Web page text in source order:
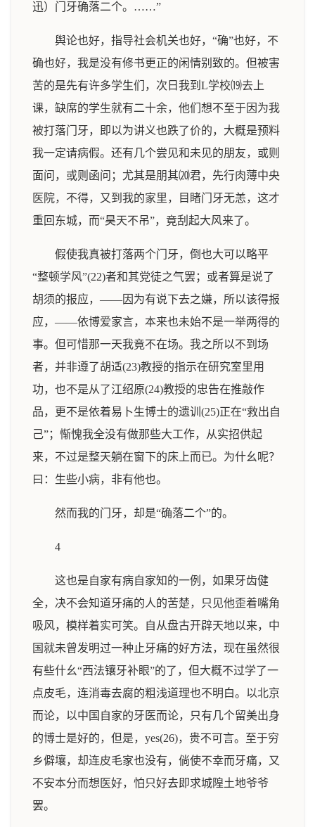
迅）门牙确落二个。……”
舆论也好，指导社会机关也好，“确”也好，不
确也好，我是没有修书更正的闲情别致的。但被害
苦的是先有许多学生们，次日我到L学校⒆去上
课，缺席的学生就有二十余，他们想不至于因为我
被打落门牙，即以为讲义也跌了价的，大概是预料
我一定请病假。还有几个尝见和未见的朋友，或则
面问，或则函问；尤其是朋其⒇君，先行肉薄中央
医院，不得，又到我的家里，目睹门牙无恙，这才
重回东城，而“昊天不吊”，竟刮起大风来了。
假使我真被打落两个门牙，倒也大可以略平
“整顿学风”(22)者和其党徒之气罢；或者算是说了
胡须的报应，——因为有说下去之嫌，所以该得报
应，——依博爱家言，本来也未始不是一举两得的
事。但可惜那一天我竟不在场。我之所以不到场
者，并非遵了胡适(23)教授的指示在研究室里用
功，也不是从了江绍原(24)教授的忠告在推敲作
品，更不是依着易卜生博士的遗训(25)正在“救出自
己”；惭愧我全没有做那些大工作，从实招供起
来，不过是整天躺在窗下的床上而已。为什幺呢？
曰：生些小病，非有他也。
然而我的门牙，却是“确落二个”的。
4
这也是自家有病自家知的一例，如果牙齿健
全，决不会知道牙痛的人的苦楚，只见他歪着嘴角
吸风，模样着实可笑。自从盘古开辟天地以来，中
国就未曾发明过一种止牙痛的好方法，现在虽然很
有些什幺“西法镶牙补眼”的了，但大概不过学了一
点皮毛，连消毒去腐的粗浅道理也不明白。以北京
而论，以中国自家的牙医而论，只有几个留美出身
的博士是好的，但是，yes(26)，贵不可言。至于穷
乡僻壤，却连皮毛家也没有，倘使不幸而牙痛，又
不安本分而想医好，怕只好去即求城隍土地爷爷
罢。